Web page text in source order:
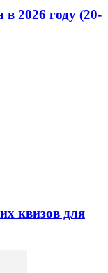
в 2026 году (20-
квизов для